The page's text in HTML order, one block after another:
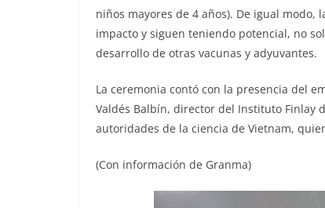
niños mayores de 4 años). De igual
impacto y siguen teniendo potencial, no
desarrollo de otras vacunas y adyuvantes.
La ceremonia contó con la presencia del
Valdés Balbín, director del Instituto Finlay
autoridades de la ciencia de Vietnam,
(Con información de Granma)